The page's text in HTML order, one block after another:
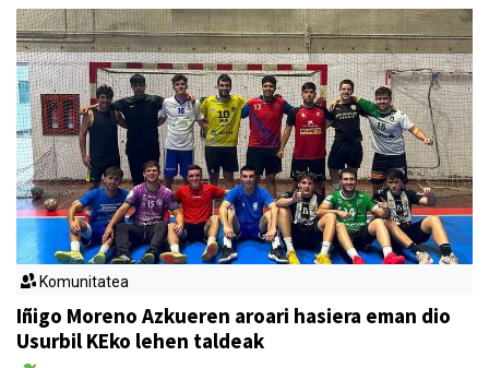
Komunitatea
Iñigo Moreno Azkueren aroari hasiera eman dio
Usurbil KEko lehen taldeak